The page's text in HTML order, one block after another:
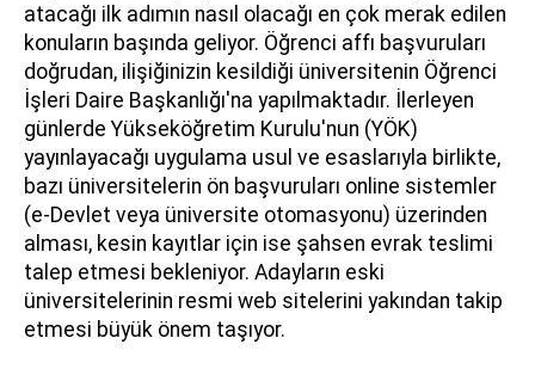
atacağı ilk adımın nasıl olacağı en çok merak edilen
konuların başında geliyor. Öğrenci affı başvuruları
doğrudan, ilişiğinizin kesildiği üniversitenin Öğrenci
İşleri Daire Başkanlığı'na yapılmaktadır. İlerleyen
günlerde Yükseköğretim Kurulu'nun (YÖK)
yayınlayacağı uygulama usul ve esaslarıyla birlikte,
bazı üniversitelerin ön başvuruları online sistemler
(e-Devlet veya üniversite otomasyonu) üzerinden
alması, kesin kayıtlar için ise şahsen evrak teslimi
talep etmesi bekleniyor. Adayların eski
üniversitelerinin resmi web sitelerini yakından takip
etmesi büyük önem taşıyor.